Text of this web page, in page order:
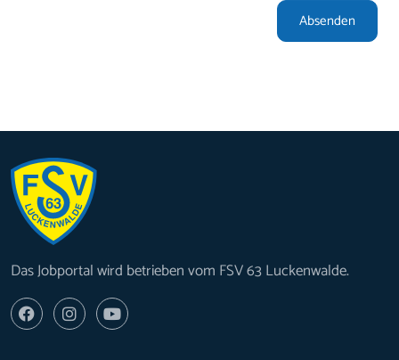
Absenden
Das Jobportal wird betrieben vom FSV 63 Luckenwalde.